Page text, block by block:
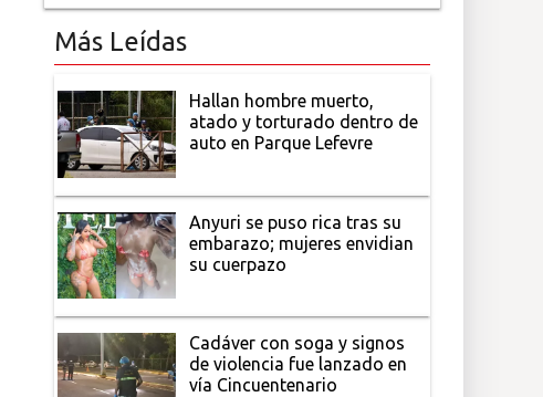
Más Leídas
Hallan hombre muerto,
atado y torturado dentro de
auto en Parque Lefevre
Anyuri se puso rica tras su
embarazo; mujeres envidian
su cuerpazo
Cadáver con soga y signos
de violencia fue lanzado en
vía Cincuentenario